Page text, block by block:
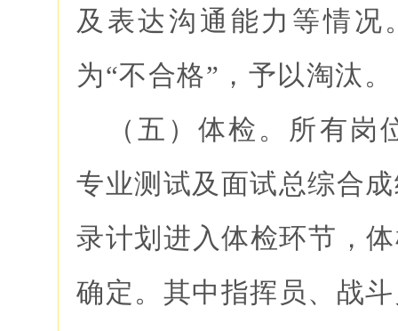
及表达沟通能力等情况
为“不合格”，予以淘汰。
（五）体检。所有
专业测试及面试总综合
录计划进入体检环节，
确定。其中指挥员、战